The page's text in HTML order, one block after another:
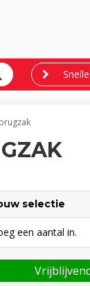
selectie
een aantal in.